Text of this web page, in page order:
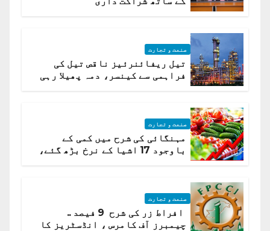
صنعت و تجارت
تیل ریفائنرئیز ناقص تیل کی
فراہمی سے کینسر، دمہ پھیلا رہی
صنعت و تجارت
مہنگائی کی شرح میں کمی کے
باوجود 17 اشیا کے نرخ بڑھ گئے،
صنعت و تجارت
افراط زر کی شرح 9 فیصد ..
چیمبرز آف کامرس ، انڈسٹریز کا